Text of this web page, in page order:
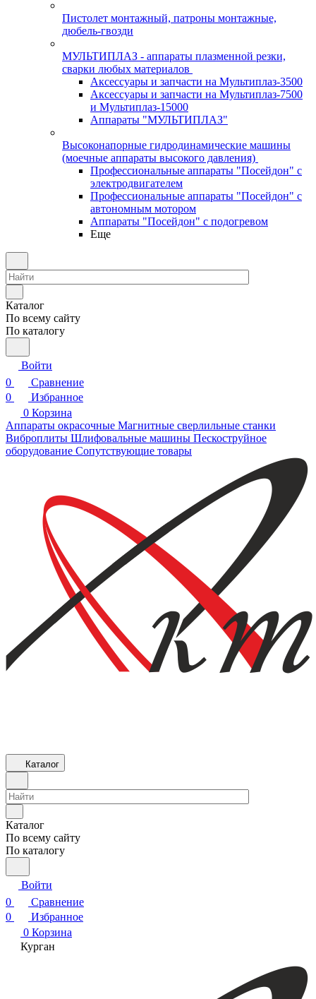
Пистолет монтажный, патроны монтажные,
дюбель-гвозди
МУЛЬТИПЛАЗ - аппараты плазменной резки,
сварки любых материалов
Аксессуары и запчасти на Мультиплаз-3500
Аксессуары и запчасти на Мультиплаз-7500
и Мультиплаз-15000
Аппараты "МУЛЬТИПЛАЗ"
Высоконапорные гидродинамические машины
(моечные аппараты высокого давления)
Профессиональные аппараты "Посейдон" с
электродвигателем
Профессиональные аппараты "Посейдон" с
автономным мотором
Аппараты "Посейдон" с подогревом
Еще
Каталог
По всему сайту
По каталогу
Войти
0
Сравнение
0
Избранное
0 Корзина
Аппараты окрасочные Магнитные сверлильные станки
Виброплиты Шлифовальные машины Пескоструйное
оборудование Сопутствующие товары
Каталог
Каталог
По всему сайту
По каталогу
Войти
0
Сравнение
0
Избранное
0 Корзина
Курган